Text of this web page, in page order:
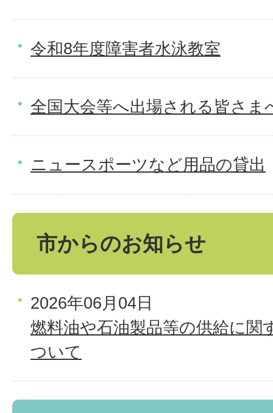
令和8年度障害者水泳教室
全国大会等へ出場される皆さま
ニュースポーツなど用品の貸出
市からのお知らせ
2026年06月04日
燃料油や石油製品等の供給に関
ついて